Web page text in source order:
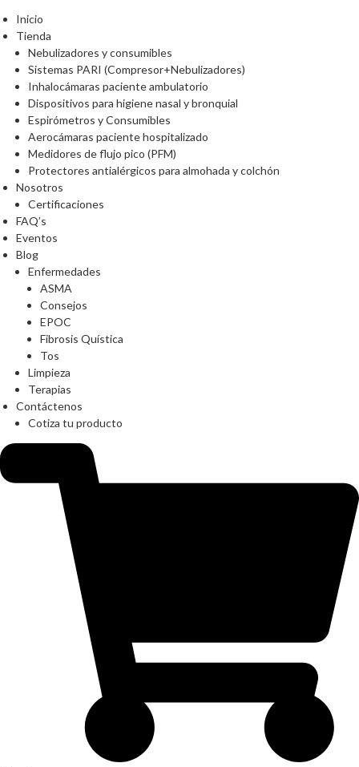
Inicio
Tienda
Nebulizadores y consumibles
Sistemas PARI (Compresor+Nebulizadores)
Inhalocámaras paciente ambulatorio
Dispositivos para higiene nasal y bronquial
Espirómetros y Consumibles
Aerocámaras paciente hospitalizado
Medidores de flujo pico (PFM)
Protectores antialérgicos para almohada y colchón
Nosotros
Certificaciones
FAQ’s
Eventos
Blog
Enfermedades
ASMA
Consejos
EPOC
Fibrosis Quística
Tos
Limpieza
Terapias
Contáctenos
Cotiza tu producto